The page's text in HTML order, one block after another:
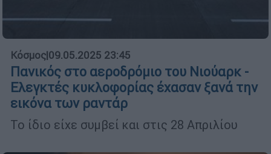
Κόσμος|09.05.2025 23:45
Πανικός στο αεροδρόμιο του Νιούαρκ -
Ελεγκτές κυκλοφορίας έχασαν ξανά την
εικόνα των ραντάρ
Το ίδιο είχε συμβεί και στις 28 Απριλίου